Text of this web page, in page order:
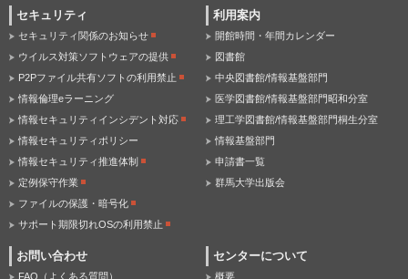
セキュリティ
セキュリティ関係のお知らせ
ウイルス対策ソフトウェアの提供
P2Pファイル共有ソフトの利用禁止
情報倫理eラーニング
情報セキュリティインシデント対応
情報セキュリティポリシー
情報セキュリティ推進体制
定例保守作業
ファイルの保護・暗号化
サポート期限切れOSの利用禁止
利用案内
開館時間・年間カレンダー
図書館
中央図書館/情報基盤部門
医学図書館/情報基盤部門昭和分室
理工学図書館/情報基盤部門桐生分室
情報基盤部門
申請書一覧
群馬大学出版会
お問い合わせ
FAQ（よくある質問）
センターについて
概要